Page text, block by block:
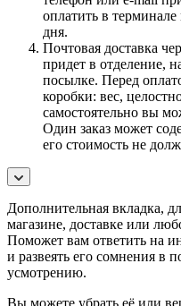
оплатить в
дня.
Почтовая доставка
придет в отделение,
посылке. Перед
коробки: вес,
самостоятельно вы
Один заказ может
его стоимость не
Дополнительная вкладка,
магазине, доставке или
Поможет вам ответить на
и развеять его сомнения в
усмотрению.
Вы можете убрать её или